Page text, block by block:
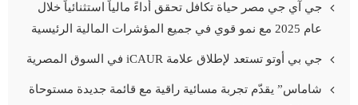
جي آي جي مصر حياة تكافل تحقق أداءً مالياً استثنائياً خلال
عام 2025 مع نمو قوي في جميع المؤشرات المالية الرئيسية
جي بي أوتو تستعد لإطلاق علامة iCAUR في السوق المصرية
شاماس” يقدّم تجربة مسائية راقية مع قائمة جديدة مستوحاة